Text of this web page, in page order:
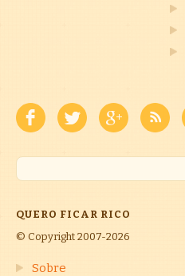
QUERO FICAR RICO
© Copyright 2007-2026
Sobre